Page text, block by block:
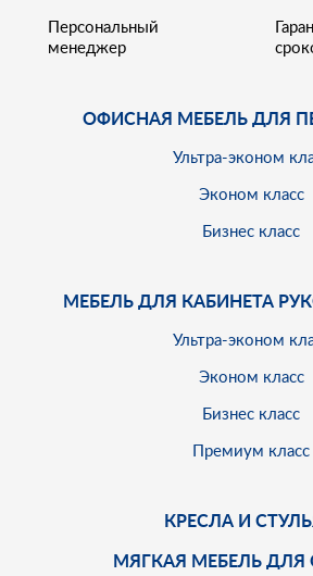
Персональный
менеджер
ОФИСНАЯ МЕБЕЛЬ ДЛЯ
Ультра-эконом
Эконом класс
Бизнес класс
МЕБЕЛЬ ДЛЯ КАБИНЕТА
Ультра-эконом
Эконом класс
Бизнес класс
Премиум класс
КРЕСЛА И
МЯГКАЯ МЕБЕЛЬ